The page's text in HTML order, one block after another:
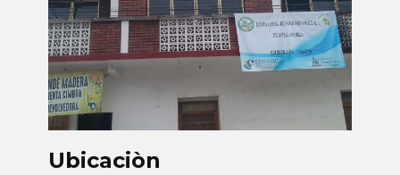
Ubicaciòn